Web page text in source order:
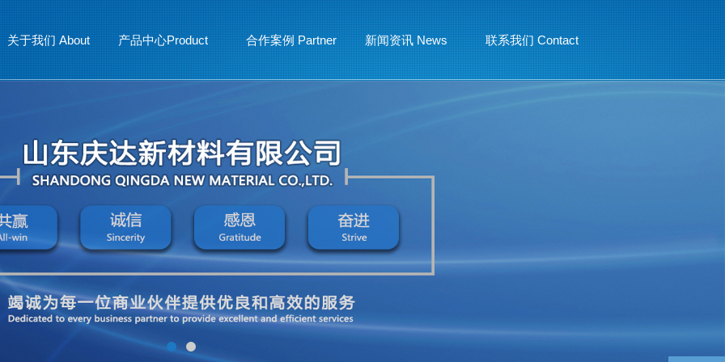
关于我们 About 产品中心Product 合作案例 Partner 新闻资讯 News 联系我们 Contact